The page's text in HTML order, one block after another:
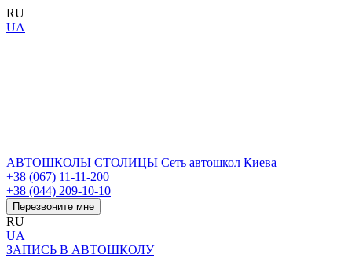
RU
UA
АВТОШКОЛЫ СТОЛИЦЫ Сеть автошкол Киева
+38 (067) 11-11-200
+38 (044) 209-10-10
Перезвоните мне
RU
UA
ЗАПИСЬ В АВТОШКОЛУ